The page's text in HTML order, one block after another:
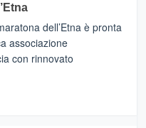
dell’Etna è pronta
associazione
con rinnovato